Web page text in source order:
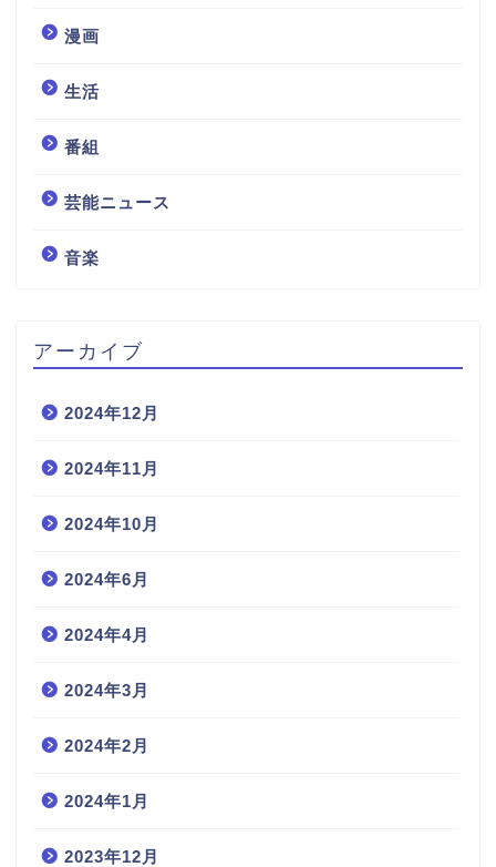
漫画
生活
番組
芸能ニュース
音楽
アーカイブ
2024年12月
2024年11月
2024年10月
2024年6月
2024年4月
2024年3月
2024年2月
2024年1月
2023年12月